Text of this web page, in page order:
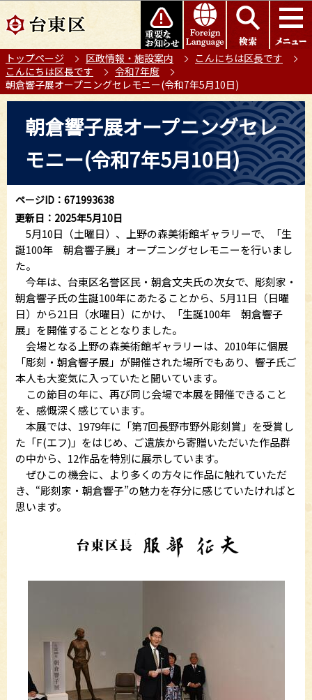
の
ー
ジ
の
このページの本文へ移動
トップページ 区政情報・施設案内
こんにちは区長です
こんにちは区長です
令和7年度
朝倉響子展オープニングセレモニー(令和7年5月10日)
ら
朝倉響子展オープニングセレ
モニー(令和7年5月10日)
ページID：671993638
更新日：2025年5月10日
5月10日（土曜日）、上野の森美術館ギャラリーで、「生
誕100年 朝倉響子展」オープニングセレモニーを行いまし
た。
今年は、台東区名誉区民・朝倉文夫氏の次女で、彫刻家・
朝倉響子氏の生誕100年にあたることから、5月11日（日曜
日）から21日（水曜日）にかけ、「生誕100年 朝倉響子
展」を開催することとなりました。
会場となる上野の森美術館ギャラリーは、2010年に個展
「彫刻・朝倉響子展」が開催された場所でもあり、響子氏ご
本人も大変気に入っていたと聞いています。
この節目の年に、再び同じ会場で本展を開催できること
を、感慨深く感じています。
本展では、1979年に「第7回長野市野外彫刻賞」を受賞し
た「F(エフ)」をはじめ、ご遺族から寄贈いただいた作品群
の中から、12作品を特別に展示しています。
ぜひこの機会に、より多くの方々に作品に触れていただ
き、“彫刻家・朝倉響子”の魅力を存分に感じていたければと
思います。